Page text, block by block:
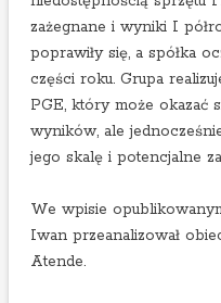
a
c
h
2
k
w
a
t
a
zażegnane i wyniki I
poprawiły się, a spółka
części roku. Grupa
PGE, który może okazać
wyników, ale
jego skalę i potencjalne
We wpisie
Iwan przeanalizował
Atende.